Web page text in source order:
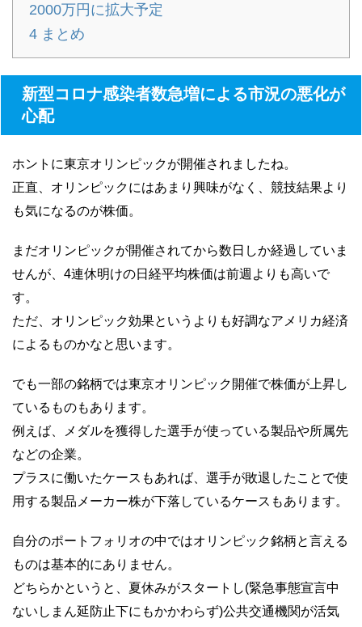
2000万円に拡大予定
4 まとめ
新型コロナ感染者数急増による市況の悪化が
心配
ホントに東京オリンピックが開催されましたね。
正直、オリンピックにはあまり興味がなく、競技結果より
も気になるのが株価。
まだオリンピックが開催されてから数日しか経過していま
せんが、4連休明けの日経平均株価は前週よりも高いで
す。
ただ、オリンピック効果というよりも好調なアメリカ経済
によるものかなと思います。
でも一部の銘柄では東京オリンピック開催で株価が上昇し
ているものもあります。
例えば、メダルを獲得した選手が使っている製品や所属先
などの企業。
プラスに働いたケースもあれば、選手が敗退したことで使
用する製品メーカー株が下落しているケースもあります。
自分のポートフォリオの中ではオリンピック銘柄と言える
ものは基本的にありません。
どちらかというと、夏休みがスタートし(緊急事態宣言中
ないしまん延防止下にもかかわらず)公共交通機関が活気